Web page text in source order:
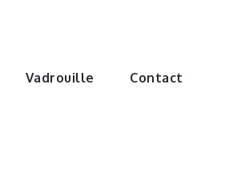
Vadrouille Contact